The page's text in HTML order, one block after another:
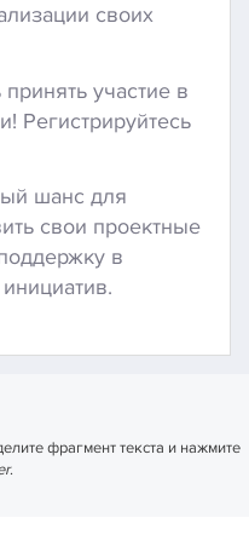
своих
участие в
Регистрируйтесь
шанс для
свои проектные
в
фрагмент текста и нажмите
.